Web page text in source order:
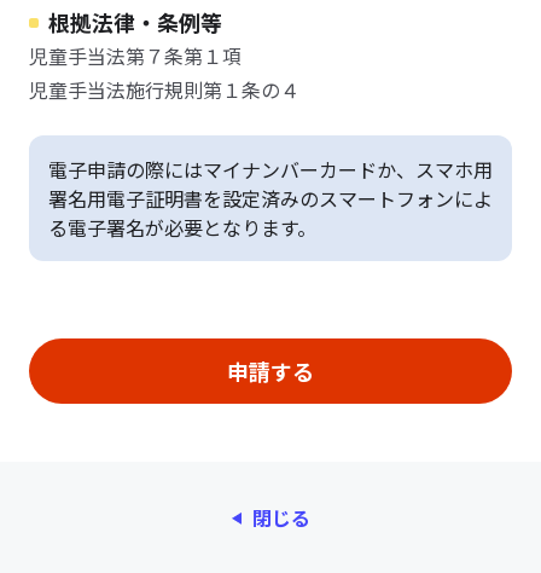
根拠法律・条例等
児童手当法第７条第１項
児童手当法施行規則第１条の４
電子申請の際にはマイナンバーカードか、スマホ用
署名用電子証明書を設定済みのスマートフォンによ
る電子署名が必要となります。
閉じる